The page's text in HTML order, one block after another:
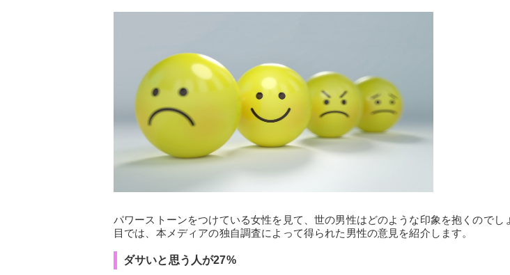
パワーストーンをつけている女性を見て、世の男性はどのような印象を抱くのでし
目では、本メディアの独自調査によって得られた男性の意見を紹介します。
ダサいと思う人が27%